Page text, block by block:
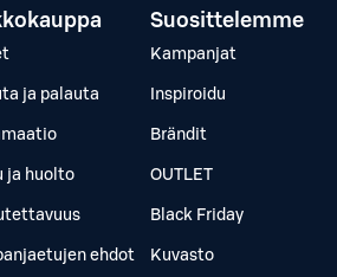
ja palauta
ja huolto
ehdot
Suosittelemme
Kampanjat
Inspiroidu
Brändit
OUTLET
Black Friday
Kuvasto